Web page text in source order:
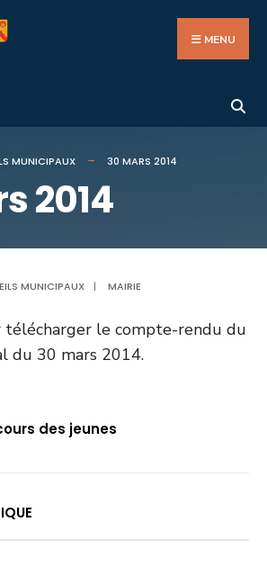
MENU
MUNICIPAUX 30 MARS 2014
2014
MUNICIPAUX | MAIRIE
télécharger le compte-rendu du
du 30 mars 2014.
des jeunes